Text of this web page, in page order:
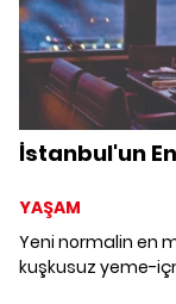
İstanbul'un
YAŞAM
Yeni normalin en
kuşkusuz yeme-